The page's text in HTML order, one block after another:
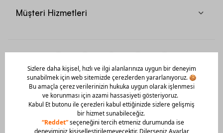
Müşteri Hizmetleri
Mobil Uygulamamızı Hemen İndir!